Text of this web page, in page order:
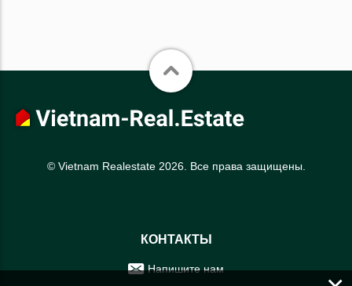
© Vietnam Realestate 2026. Все права защищены.
КОНТАКТЫ
Напишите нам